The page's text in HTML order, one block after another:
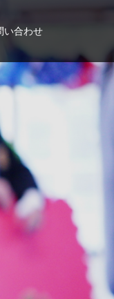
い合わせ